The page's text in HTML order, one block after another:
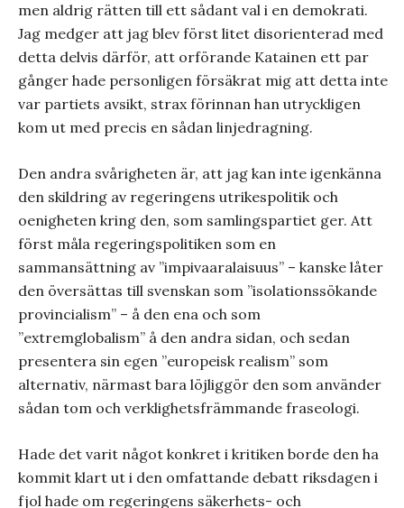
men aldrig rätten till ett sådant val i en demokrati.
Jag medger att jag blev först litet disorienterad med
detta delvis därför, att orförande Katainen ett par
gånger hade personligen försäkrat mig att detta inte
var partiets avsikt, strax förinnan han utryckligen
kom ut med precis en sådan linjedragning.
Den andra svårigheten är, att jag kan inte igenkänna
den skildring av regeringens utrikespolitik och
oenigheten kring den, som samlingspartiet ger. Att
först måla regeringspolitiken som en
sammansättning av ”impivaaralaisuus” – kanske låter
den översättas till svenskan som ”isolationssökande
provincialism” – å den ena och som
”extremglobalism” å den andra sidan, och sedan
presentera sin egen ”europeisk realism” som
alternativ, närmast bara löjliggör den som använder
sådan tom och verklighetsfrämmande fraseologi.
Hade det varit något konkret i kritiken borde den ha
kommit klart ut i den omfattande debatt riksdagen i
fjol hade om regeringens säkerhets- och